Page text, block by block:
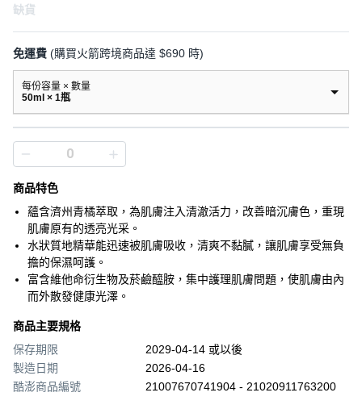
缺貨
免運費 (購買火箭跨境商品達 $690 時)
每份容量 × 數量
50ml × 1瓶
商品特色
蘊含濟州青橘萃取，為肌膚注入清澈活力，改善暗沉膚色，重現
肌膚原有的透亮光采。
水狀質地精華能迅速被肌膚吸收，清爽不黏膩，讓肌膚享受無負
擔的保濕呵護。
富含維他命衍生物及菸鹼醯胺，集中護理肌膚問題，使肌膚由內
而外散發健康光澤。
商品主要規格
保存期限
2029-04-14 或以後
製造日期
2026-04-16
酷澎商品編號
21007670741904 - 21020911763200